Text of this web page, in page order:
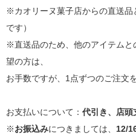
※カオリーヌ菓子店からの直送品
です）
※直送品のため、他のアイテム
望の方は、
お手数ですが、1点ずつのご注文
お支払いについて： 代引き、店頭
※お振込みにつきましては、 12/